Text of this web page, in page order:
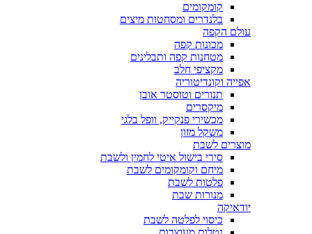
קומקומים
בלנדרים ומסחטות מיצים
עולם הקפה
מכונות קפה
מטחנות קפה ותבלינים
מקציפי חלב
אפייה וקונדיטוריה
תנורים וטוסטר אובן
מיקסרים
מכשירי פנקייק, וופל בלגי
משקל מזון
מוצרים לשבת
סירי בישול איטי לחמין ולשבת
מיחם וקומקומים לשבת
פלטות לשבת
מנורות שבת
יודאיקה
כיסוי לפלטה לשבת